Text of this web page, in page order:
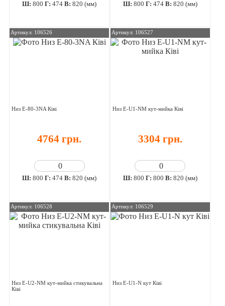
Ш:800 Г:474 В:820 (мм) Ш: 800 Г: 474В: 820 (мм)
Артикул: 106526
Низ E-80-3NA Ківі
4764 грн.
Ш:800 Г:474 В:820 (мм)
Артикул: 106527
Низ E-U1-NM кут-мийка Ківі
3304 грн.
Ш: 800 Г: 800 В: 820 (мм)
Артикул: 106528
Низ E-U2-NM кут-мийка стикувальна
Ківі
Артикул: 106529
Низ E-U1-N кут Ківі